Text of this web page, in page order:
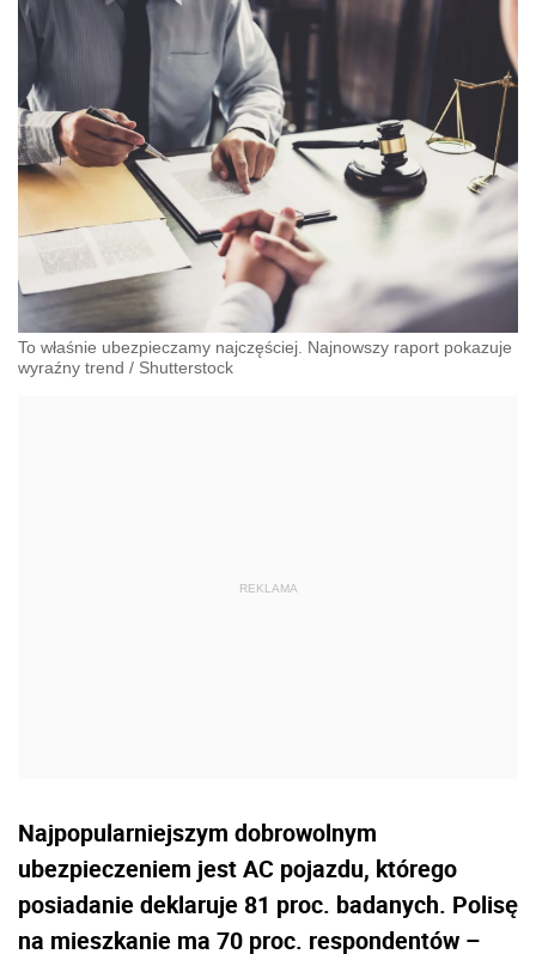
To właśnie ubezpieczamy najczęściej. Najnowszy raport pokazuje
wyraźny trend / Shutterstock
Najpopularniejszym dobrowolnym
ubezpieczeniem jest AC pojazdu, którego
posiadanie deklaruje 81 proc. badanych. Polisę
na mieszkanie ma 70 proc. respondentów –